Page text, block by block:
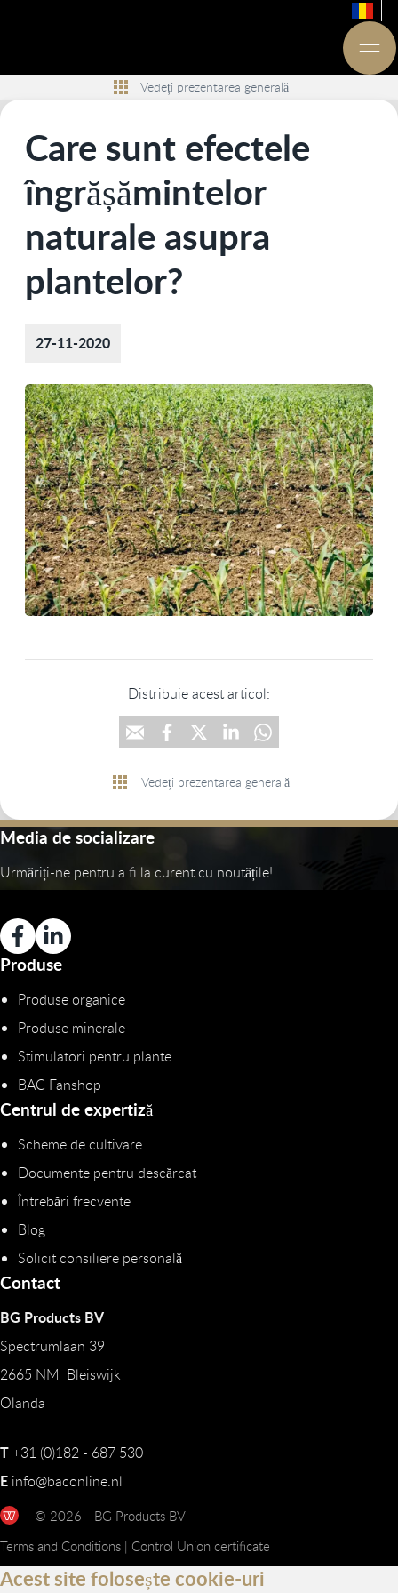
Vedeți prezentarea generală
Care sunt efectele
îngrășămintelor
naturale asupra
plantelor?
27-11-2020
Distribuie acest articol:
Vedeți prezentarea generală
Media de socializare
Urmăriți-ne pentru a fi la curent cu noutățile!
Produse
Produse organice
Produse minerale
Stimulatori pentru plante
BAC Fanshop
Centrul de expertiză
Scheme de cultivare
Documente pentru descărcat
Întrebări frecvente
Blog
Solicit consiliere personală
Contact
BG Products BV
Spectrumlaan 39
2665 NM Bleiswijk
Olanda
T+31 (0)182 - 687 530
E info@baconline.nl
© 2026 - BG Products BV
Terms and Conditions | Control Union certificate
Acest site folosește cookie-uri